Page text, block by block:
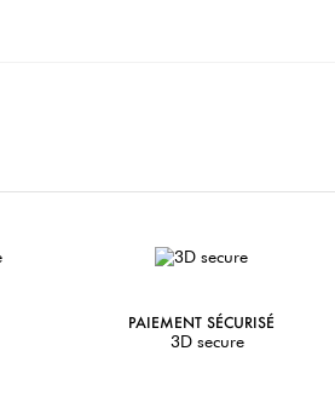
PAIEMENT SÉCURISÉ
3D secure